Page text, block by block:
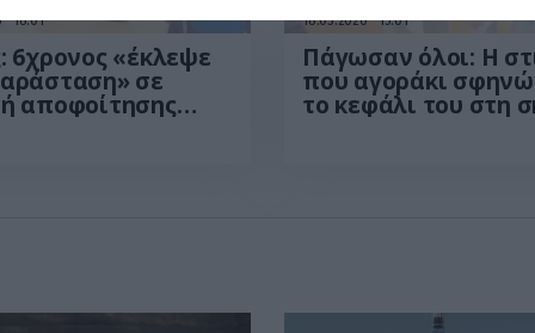
18:01
6χρονος «έκλεψε
σε
αποφοίτησης
18.05.2026 15:01
Πάγωσαν όλοι: Η
που αγοράκι
το κεφάλι του στη